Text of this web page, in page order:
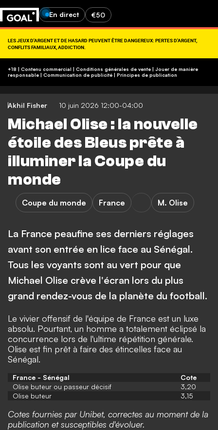
En direct €50
LES JEUX D'ARGENT ET DE HASARD PEUVENT ÊTRE DANGEREUX: PERTES D'ARGENT,
CONFLITS FAMILIAUX, ADDICTION.
https://www.joueurs-info-service.fr/
+18 | Contenu commercial | Conditions générales de vente | Jouer de manière
responsable | Communication de publicité | Principes de publication
Akhil Fisher 10 juin 2026 12:00-04:00
Michael Olise : la nouvelle
étoile des Bleus prête à
illuminer la Coupe du
monde
Coupe du monde France M. Olise
La France peaufine ses derniers réglages
avant son entrée en lice face au Sénégal.
Tous les voyants sont au vert pour que
Michael Olise crève l'écran lors du plus
grand rendez-vous de la planète du football.
Le vivier offensif de l'équipe de France est un luxe
absolu. Pourtant, un homme a totalement éclipsé la
concurrence lors de l'ultime répétition générale.
Olise est fin prêt à faire des étincelles face au
Sénégal.
France - Sénégal
Cote
Olise buteur ou passeur décisif
3,20
Olise buteur
3,15
Cotes fournies par Unibet, correctes au moment de la
publication et susceptibles d'évoluer.